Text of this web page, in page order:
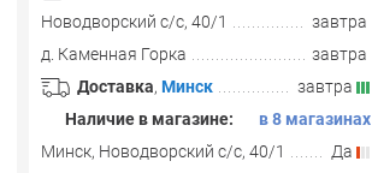
Новодворский с/с, 40/1
завтра
д. Каменная Горка
завтра
Доставка, Минск
завтра
Наличие в магазине:
в 8 магазинах
Минск, Новодворский с/с, 40/1
Да